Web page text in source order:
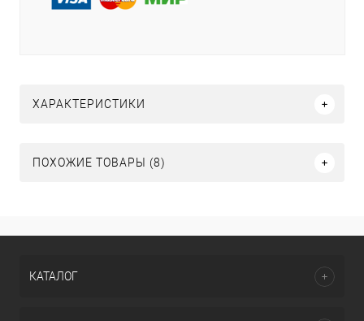
ХАРАКТЕРИСТИКИ
ПОХОЖИЕ ТОВАРЫ (8)
КАТАЛОГ